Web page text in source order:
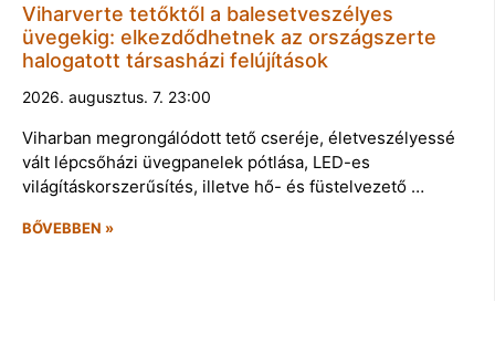
Viharverte tetőktől a balesetveszélyes
üvegekig: elkezdődhetnek az országszerte
halogatott társasházi felújítások
2026. augusztus. 7. 23:00
Viharban megrongálódott tető cseréje, életveszélyessé
vált lépcsőházi üvegpanelek pótlása, LED-es
világításkorszerűsítés, illetve hő- és füstelvezető …
BŐVEBBEN »